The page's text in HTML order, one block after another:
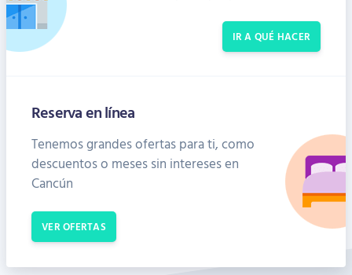
IR A QUÉ HACER
Reserva en línea
Tenemos grandes ofertas para ti, como
descuentos o meses sin intereses en
Cancún
VER OFERTAS